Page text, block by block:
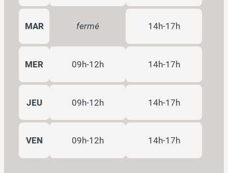
MAR fermé 14h-17h
MER 09h-12h 14h-17h
JEU 09h-12h 14h-17h
VEN 09h-12h 14h-17h